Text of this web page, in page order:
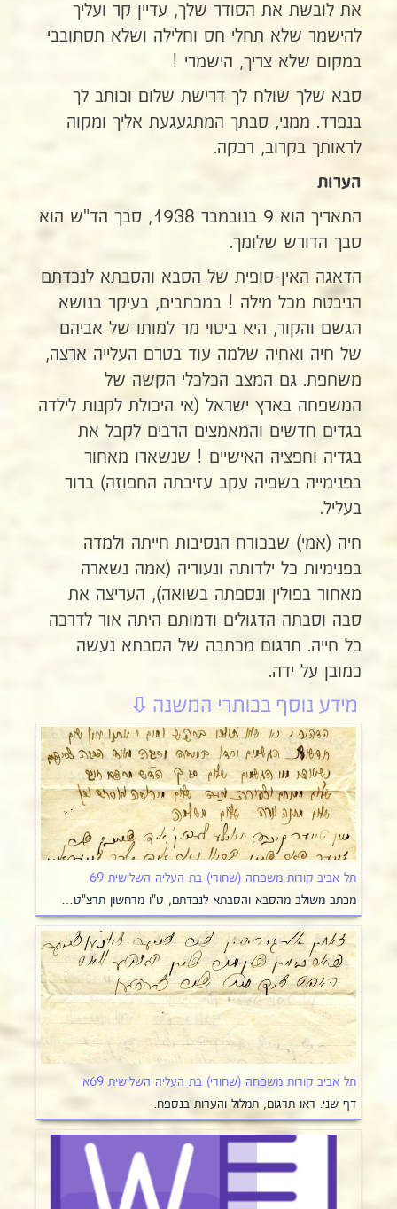
את לובשת את הסודר שלך, עדיין קר ועליך
להישמר שלא תחלי חס וחלילה ושלא תסתובבי
במקום שלא צריך, הישמרי !
סבא שלך שולח לך דרישת שלום וכותב לך
בנפרד. ממני, סבתך המתגעגעת אליך ומקוה
לראותך בקרוב, רבקה.
הערות
התאריך הוא 9 בנובמבר 1938, סבך הד"ש הוא
סבך הדורש שלומך.
הדאגה האין-סופית של הסבא והסבתא לנכדתם
הניבטת מכל מילה ! במכתבים, בעיקר בנושא
הגשם והקור, היא ביטוי מר למותו של אביהם
של חיה ואחיה שלמה עוד בטרם העלייה ארצה,
משחפת. גם המצב הכלכלי הקשה של
המשפחה בארץ ישראל (אי היכולת לקנות לילדה
בגדים חדשים והמאמצים הרבים לקבל את
בגדיה וחפציה האישיים ! שנשארו מאחור
בפנימייה בשפיה עקב עזיבתה החפוזה) ברור
בעליל.
חיה (אמי) שבכורח הנסיבות חייתה ולמדה
בפנימיות כל ילדותה ונעוריה (אמה נשארה
מאחור בפולין ונספתה בשואה), העריצה את
סבה וסבתה הדגולים ודמותם היתה אור לדרכה
כל חייה. תרגום מכתבה של הסבתא נעשה
כמובן על ידה.
תל אביב קורות משפחה (שחורי) בת העליה השלישית 69
מכתב משולב מהסבא והסבתא לנכדתם, ט"ו מרחשון תרצ"ט…
תל אביב קורות משפחה (שחורי) בת העליה השלישית 69א
דף שני. ראו תרגום, תמלול והערות בנספח.